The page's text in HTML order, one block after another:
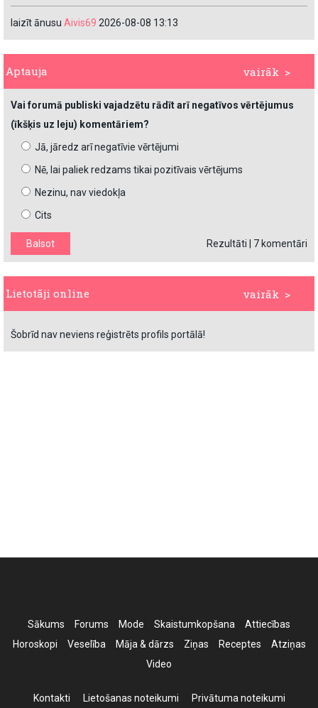
laizīt ānusu Aivis69 2026-08-08 13:13
vairāk >
Aptauja
Vai forumā publiski vajadzētu rādīt arī negatīvos vērtējumus
(īkšķis uz leju) komentāriem?
Jā, jāredz arī negatīvie vērtējumi
Nē, lai paliek redzams tikai pozitīvais vērtējums
Nezinu, nav viedokļa
Cits
Rezultāti 7 komentāri
vairāk >
Lietotāji online
Šobrīd nav neviens reģistrēts profils portālā!
Sākums Forums Mode Skaistumkopšana
Attiecības
Horoskopi
Veselība Māja & dārzs Ziņas Receptes
Atziņas
Video
Kontakti Lietošanas noteikumi Privātuma noteikumi